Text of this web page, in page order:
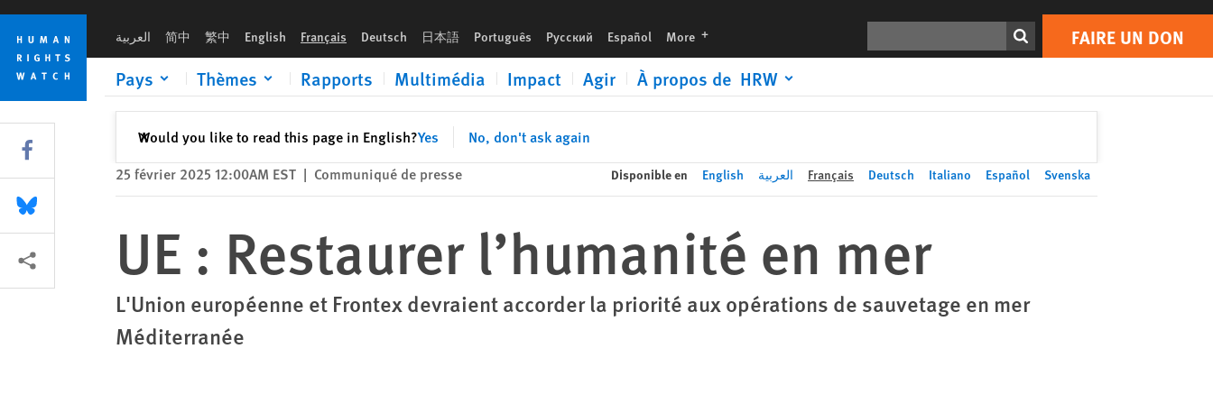
Skip
cookie
privacy
notice
Skip
main
content
العربية 简中 繁中 English Français Deutsch 日本語 Português Русский Español More languages FAIRE UN DON
Pays Thèmes Rapports Multimédia Impact Agir À propos de HRW
Would you like to read this page in English?Yes No, don't ask again
✕Fermer
Print FAIRE UN DON
25 février 2025 12:00AM EST | Communiqué de presse Disponible en English العربية Français Deutsch Italiano Español Svenska
UE : Restaurer l’humanité en mer
L'Union européenne et Frontex devraient accorder la priorité aux opérations de sauvetage en mer
Méditerranée
Share this via Facebook
Share this via Bluesky
Share this via Partagez